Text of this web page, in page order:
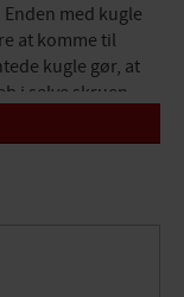
med kugle
at komme til
kugle gør, at
i selve skruen.
løsne, hvor der er